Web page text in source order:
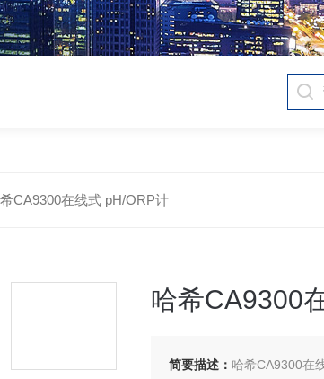
CA9300在线式 pH/ORP计
哈希CA9300
简要描述： 哈希CA9300在